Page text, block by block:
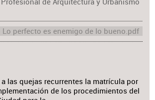
las quejas recurrentes la matrícula por
de los procedimientos del